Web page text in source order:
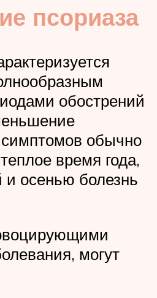
псориаза
обострений
обычно
время года,
и осенью болезнь
могут